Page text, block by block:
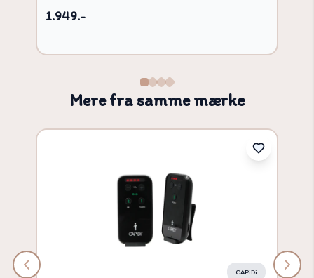
1.949.-
Mere fra samme mærke
CAPiDi